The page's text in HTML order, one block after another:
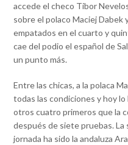
accede el checo Tibor
sobre el polaco Maciej
empatados en el cuarto y
cae del podio el español de
un punto más.
Entre las chicas, a la polaca
todas las condiciones y hoy
otros cuatro primeros que la
después de siete pruebas.
jornada ha sido la andaluza